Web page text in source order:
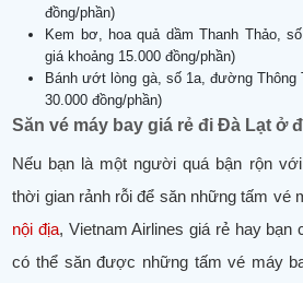
đồng/phần)
Kem bơ, hoa quả dầm Thanh Thảo,
giá khoảng 15.000 đồng/phần)
Bánh ướt lòng gà, số 1a, đường Thông
30.000 đồng/phần)
Săn vé máy bay giá rẻ đi Đà Lạt ở
Nếu bạn là một người quá bận rộn
thời gian rảnh rỗi để săn những tấm vé
nội địa, Vietnam Airlines giá rẻ hay bạn
có thể săn được những tấm vé máy